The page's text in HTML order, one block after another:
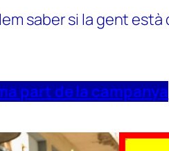
saber si la gent està
part de la campanya